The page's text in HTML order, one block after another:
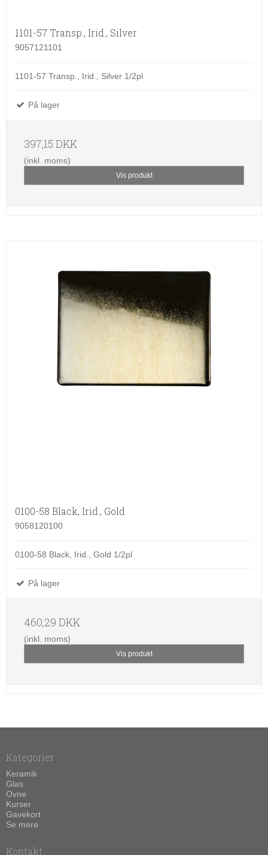
1101-57 Transp., Irid., Silver
9057121101
1101-57 Transp., Irid., Silver 1/2pl
På lager
397,15 DKK
(inkl. moms)
Vis produkt
0100-58 Black, Irid., Gold
9058120100
0100-58 Black, Irid., Gold 1/2pl
På lager
460,29 DKK
(inkl. moms)
Vis produkt
Kategorier
Keramik
Glas
Ovne
Kurser
Gavekort
Se mere
Kontakt